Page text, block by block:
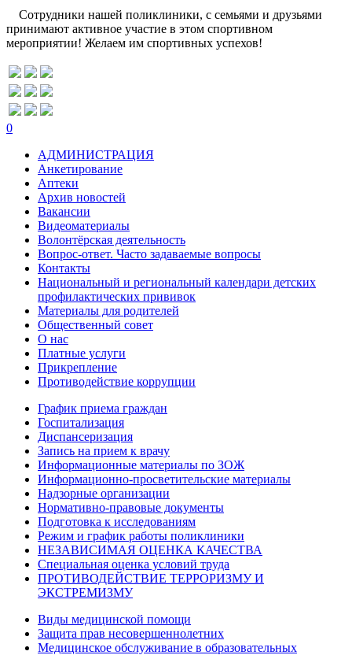
Сотрудники нашей поликлиники, с семьями и друзьями
принимают активное участие в этом спортивном
мероприятии! Желаем им спортивных успехов!
0
АДМИНИСТРАЦИЯ
Анкетирование
Аптеки
Архив новостей
Вакансии
Видеоматериалы
Волонтёрская деятельность
Вопрос-ответ. Часто задаваемые вопросы
Контакты
Национальный и региональный календари детских
профилактических прививок
Материалы для родителей
Общественный совет
О нас
Платные услуги
Прикрепление
Противодействие коррупции
График приема граждан
Госпитализация
Диспансеризация
Запись на прием к врачу
Информационные материалы по ЗОЖ
Информационно-просветительские материалы
Надзорные организации
Нормативно-правовые документы
Подготовка к исследованиям
Режим и график работы поликлиники
НЕЗАВИСИМАЯ ОЦЕНКА КАЧЕСТВА
Специальная оценка условий труда
ПРОТИВОДЕЙСТВИЕ ТЕРРОРИЗМУ И
ЭКСТРЕМИЗМУ
Виды медицинской помощи
Защита прав несовершеннолетних
Медицинское обслуживание в образовательных